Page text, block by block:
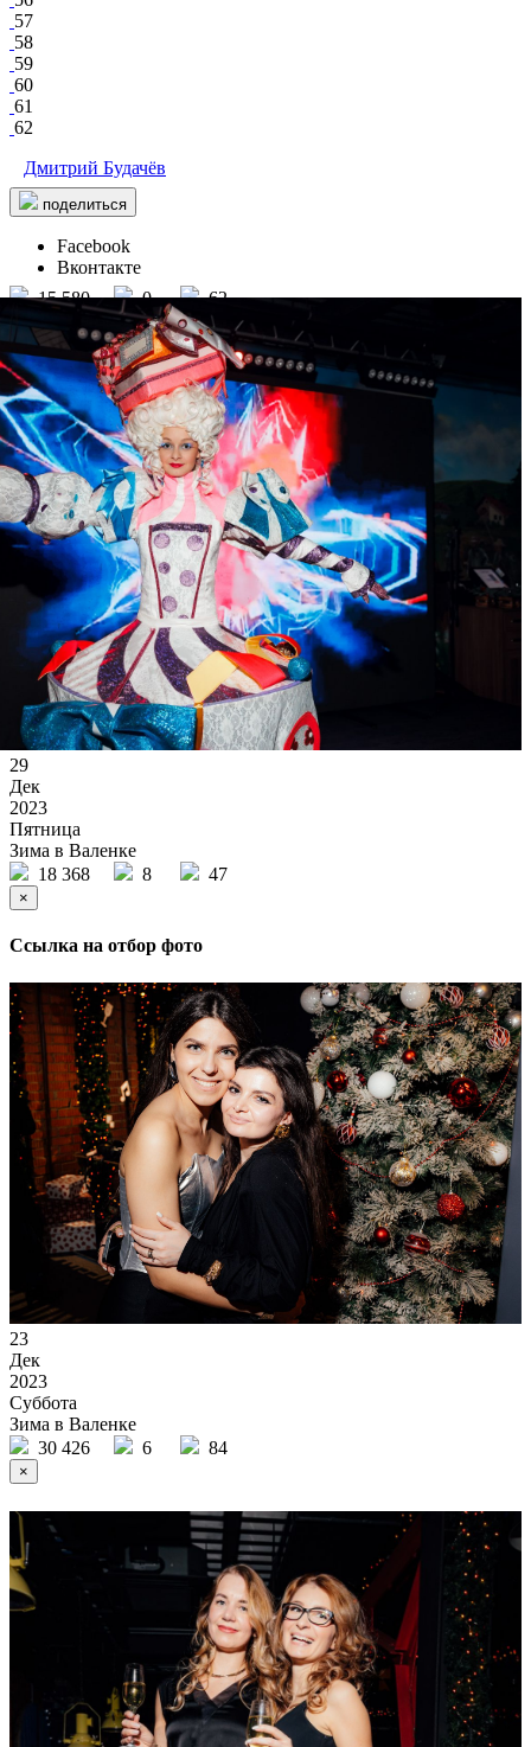
57
58
59
60
61
62
Дмитрий Будачёв
поделиться
Facebook
Вконтакте
15 580
0
62
Valenok / другие события
29
Дек
2023
Пятница
Зима в Валенке
18 368
8 47
×
Ссылка на отбор фото
23
Дек
2023
Суббота
Зима в Валенке
30 426
6 84
×
Ссылка на отбор фото